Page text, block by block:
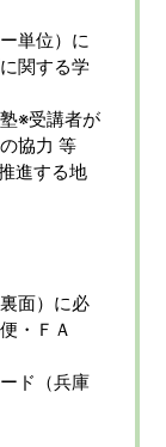
単位）に
関する学
※受講者が
協力 等
する地
面）に必
・ＦＡ
ド（兵庫